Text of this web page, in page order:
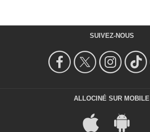
SUIVEZ-NOUS
ALLOCINÉ SUR MOBILE